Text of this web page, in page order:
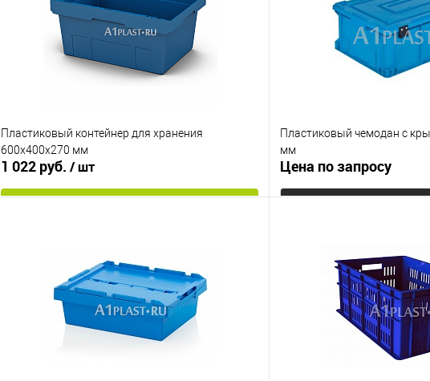
Пластиковый контейнер для хранения
600х400х270 мм
1 022 руб. / шт
В избранное
Под заказ
Пластиковый чемодан с
мм
Цена по запросу
Купить в 1 клик
В избранное